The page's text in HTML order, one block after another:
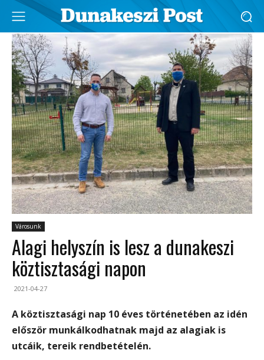
Városunk
Alagi helyszín is lesz a dunakeszi
köztisztasági napon
2021-04-27
A köztisztasági nap 10 éves történetében az idén
először munkálkodhatnak majd az alagiak is
utcáik, tereik rendbetételén.